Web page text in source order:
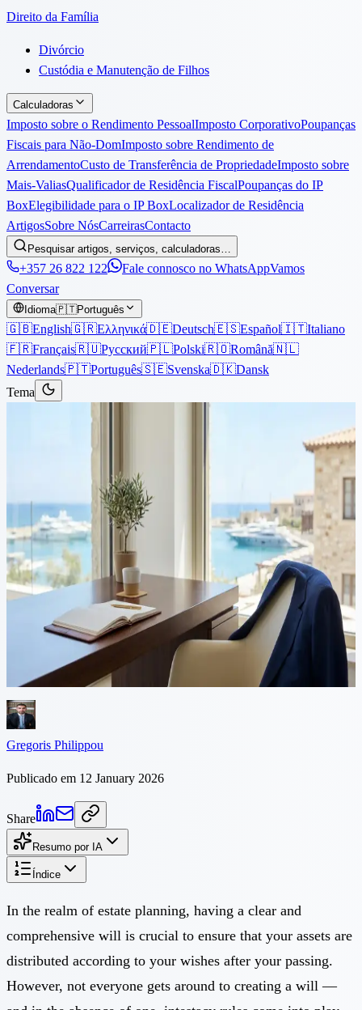
Direito da Família
Divórcio
Custódia e Manutenção de Filhos
Calculadoras
Imposto sobre o Rendimento PessoalImposto CorporativoPoupanças
Fiscais para Não-DomImposto sobre Rendimento de
ArrendamentoCusto de Transferência de PropriedadeImposto sobre
Mais-ValiasQualificador de Residência FiscalPoupanças do IP
BoxElegibilidade para o IP BoxLocalizador de Residência
ArtigosSobre NósCarreirasContacto
Pesquisar artigos, serviços, calculadoras…
+357 26 822 122 Fale connosco no WhatsAppVamos
Conversar
Idioma🇵🇹Português
🇬🇧English🇬🇷Ελληνικά🇩🇪Deutsch🇪🇸Español🇮🇹Italiano
🇫🇷Français🇷🇺Русский🇵🇱Polski🇷🇴Română🇳🇱
Nederlands🇵🇹Português🇸🇪Svenska🇩🇰Dansk
Tema
Sem Testamento em Chipre?
Compreendendo as Regras de
Sucessão Legítima
No campo do planejamento patrimonial, ter um testamento claro e
abrangente é crucial para garantir que seus bens sejam distribuídos
de acordo com seus desejos após o seu falecimento. No entanto,
nem todos conseguem...
Gregoris Philippou
Publicado em 12 January 2026
Share
Resumo por IA
Índice
In the realm of estate planning, having a clear and
comprehensive will is crucial to ensure that your assets are
distributed according to your wishes after your passing.
However, not everyone gets around to creating a will —